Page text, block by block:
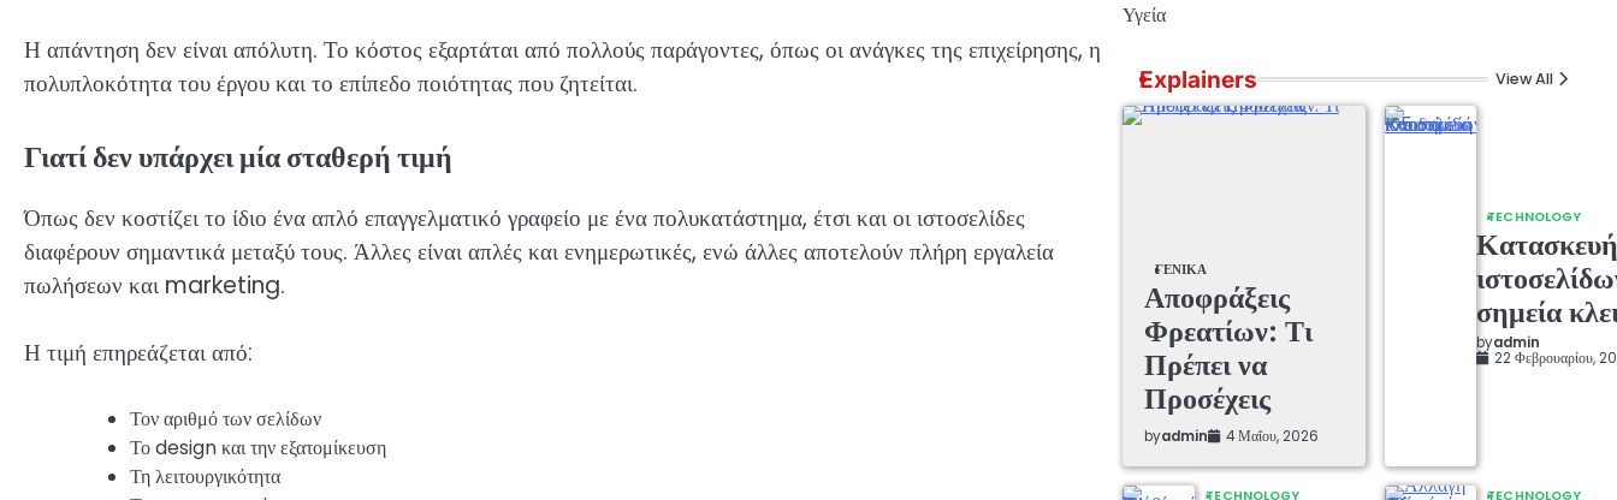
Η απάντηση δεν είναι απόλυτη. Το κόστος εξαρτάται από πολλούς παράγοντες, όπως οι ανάγκες της επιχείρησης, η
πολυπλοκότητα του έργου και το επίπεδο ποιότητας που ζητείται.
Γιατί δεν υπάρχει μία σταθερή τιμή
Όπως δεν κοστίζει το ίδιο ένα απλό επαγγελματικό γραφείο με ένα πολυκατάστημα, έτσι και οι ιστοσελίδες
διαφέρουν σημαντικά μεταξύ τους. Άλλες είναι απλές και ενημερωτικές, ενώ άλλες αποτελούν πλήρη εργαλεία
πωλήσεων και marketing.
Η τιμή επηρεάζεται από:
Τον αριθμό των σελίδων
Το design και την εξατομίκευση
Τη λειτουργικότητα
Υγεία
Explainers View All
ΓΕΝΙΚΆ
Αποφράξεις
Φρεατίων: Τι
Πρέπει να
Προσέχεις
byadmin 4 Μαΐου, 2026
TECHNOLOGY
σημεία
byadmin
22 Φεβρουαρίου,
TECHNOLOGY TECHNOLOGY